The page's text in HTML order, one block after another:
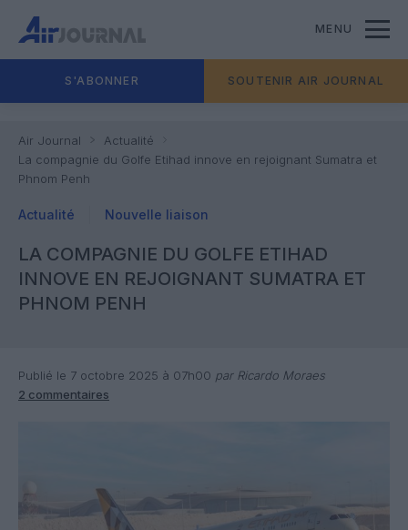
MENU
S'ABONNER SOUTENIR AIR JOURNAL
Air Journal
Actualité
La compagnie du Golfe Etihad innove en rejoignant Sumatra et
Phnom Penh
Actualité Nouvelle liaison
LA COMPAGNIE DU GOLFE ETIHAD
INNOVE EN REJOIGNANT SUMATRA ET
PHNOM PENH
Publié le 7 octobre 2025 à 07h00 par Ricardo Moraes
2 commentaires